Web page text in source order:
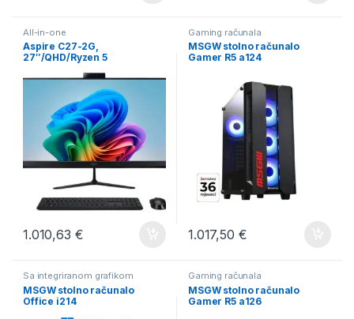
All-in-one
Aspire C27-2G,
27″/QHD/Ryzen 5
K/2Y
1.010,63 €
Gaming računala
MSGW stolno računalo
Gamer R5 a124
1.017,50 €
Sa integriranom grafikom
MSGW stolno računalo
Office i214
Gaming računala
MSGW stolno računalo
Gamer R5 a126